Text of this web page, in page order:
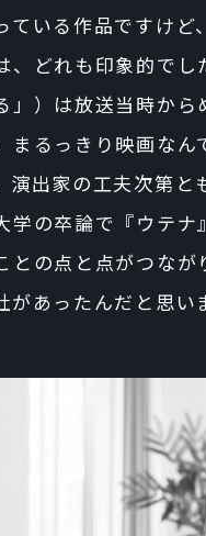
ている作品ですけ
、どれも印象的で
」）は放送当時か
まるっきり映画な
演出家の工夫次第と
学の卒論で『ウテ
との点と点がつな
があったんだと思い